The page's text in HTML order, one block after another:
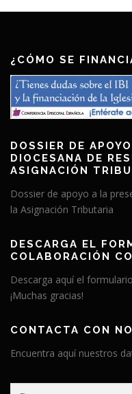
¿CÓMO SE
DOSSIER DE
DIOCESANA DE
ASIGNACIÓN
Dossier de apoyo a la
la Asignación Tributaria
DESCARGA EL
COLABORACIÓN
Descarga aquí el
¡Muchas gracias!
CONTACTA CON
Encuentra aquí nuestros